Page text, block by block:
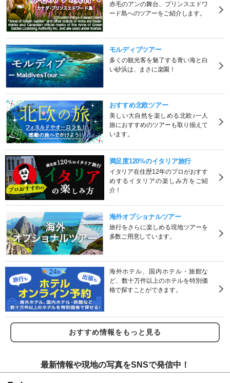
赤毛のアンの舞台、プリンスエドワ
ード島へのツアーをご紹介します。
モルディブツアー
多くの観光客を魅了する青い海と白
い砂浜は、まさに楽園！
おすすめ北欧ツアー
美しい大自然を楽しめる北欧♪一人
旅におすすめのツアーも取り揃えて
います。
満足度120%のイタリア旅行
イタリア在住歴12年のプロがおすす
めするイタリアの楽しみ方をご紹
介！
海外オプショナルツアー
旅行をさらに楽しめる現地ツアーを
多数ご用意しています。
海外ホテル、国内ホテル・旅館な
ど、数十万件以上のホテルを特別価
格で探すことができます。
おすすめ情報をもっと見る
最新情報や現地の写真をSNSで発信中！